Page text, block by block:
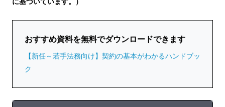
おすすめ資料を無料でダウンロードできます
【新任～若手法務向け】契約の基本がわかるハンドブッ
ク